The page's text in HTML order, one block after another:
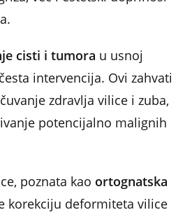
cisti i tumora u usnoj
intervencija. Ovi zahvati
zdravlja vilice i zuba,
potencijalno malignih
poznata kao ortognatska
korekciju deformiteta vilice